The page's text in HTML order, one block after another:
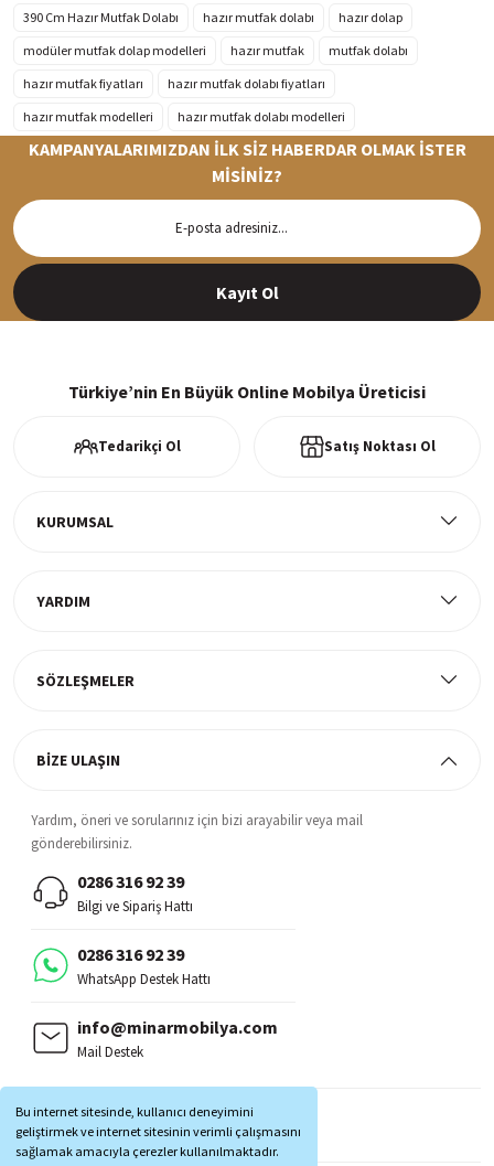
Bu internet sitesinde, kullanıcı deneyimini
geliştirmek ve internet sitesinin verimli çalışmasını
sağlamak amacıyla çerezler kullanılmaktadır.
390 Cm Hazır Mutfak Dolabı
hazır mutfak dolabı
hazır dolap
modüler mutfak dolap modelleri
hazır mutfak
mutfak dolabı
hazır mutfak fiyatları
hazır mutfak dolabı fiyatları
hazır mutfak modelleri
hazır mutfak dolabı modelleri
Siparişleriniz en kısa sürede hazırlanarak kargoya verilir
KAMPANYALARIMIZDAN İLK SİZ HABERDAR OLMAK İSTER
MİSİNİZ?
Kayıt Ol
Türkiye’nin En Büyük Online Mobilya Üreticisi
Tedarikçi Ol Satış Noktası Ol
KURUMSAL
YARDIM
SÖZLEŞMELER
BİZE ULAŞIN
Yardım, öneri ve sorularınız için bizi arayabilir veya mail
gönderebilirsiniz.
0286 316 92 39
Bilgi ve Sipariş Hattı
0286 316 92 39
WhatsApp Destek Hattı
info@minarmobilya.com
Mail Destek
MOBİL UYGULAMALAR: